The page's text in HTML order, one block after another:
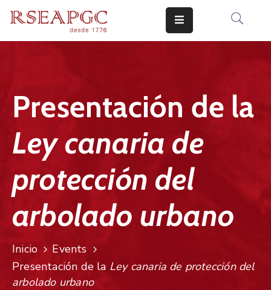
COMUNICADOS
CONOCERNOS
EDICIONES
CONTACTO
Presentación de la
Ley canaria de
protección del
arbolado urbano
Inicio
Events
Presentación de la Ley canaria de protección del
arbolado urbano